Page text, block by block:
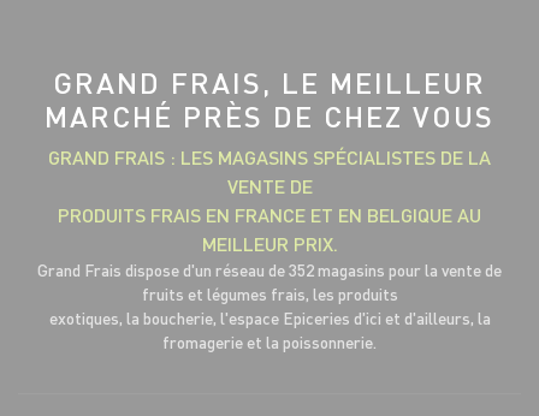
GRAND FRAIS, LE MEILLEUR
MARCHÉ PRÈS DE CHEZ VOUS
GRAND FRAIS : LES MAGASINS SPÉCIALISTES DE LA
VENTE DE
PRODUITS FRAIS EN FRANCE ET EN BELGIQUE AU
MEILLEUR PRIX.
Grand Frais dispose d'un réseau de 352 magasins pour la vente de
fruits et légumes frais, les produits
exotiques, la boucherie, l'espace Epiceries d'ici et d'ailleurs, la
fromagerie et la poissonnerie.